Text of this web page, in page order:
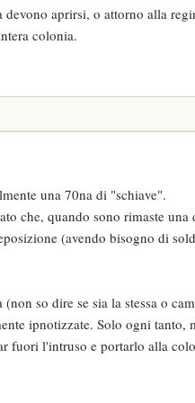
devono aprirsi, o attorno alla
colonia.
una 70na di "schiave".
che, quando sono rimaste una
(avendo bisogno di
so dire se sia la stessa o
ipnotizzate. Solo ogni tanto,
fuori l'intruso e portarlo alla